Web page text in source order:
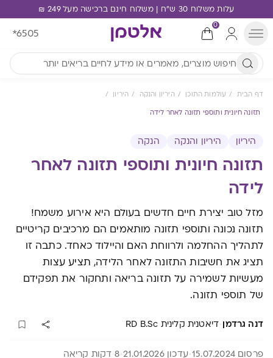
עלות משלוח 30 ש"ח | משלוח חינם ברכישה מעל 249 ₪
0
*6505
דף הבית עולמות התוכן היריון והנקה היריון
תזונה חיונית ותוספי ​תזונה ​לאחר לידה
היריון היריון והנקה הנקה
תזונה חיונית ותוספי ​תזונה ​לאחר
לידה
​​​מזל טוב יצירת חיים חדשים בעולם היא אירוע משמח!
תזונה נכונה ותוספי ​​תזונה​​ ​​מותאמים​​ הם מרכיבים קריטיים
לתהליך ההחלמה ולרווחת האם והיילוד כאחד. כתבה זו
תציג את חשיבות התזונה לאחר ​​ה​​לידה, תציע עצות
מעשיות לשמירה על תזונה בריאה ותחקור את תפקידם
של תוספי תזונה.​​
דנה גרדמן​·דיאטנית קלינית RD B.Sc​
פרסום 15.07.2024 עדכון 21.01.2026 8 דקות קריאה